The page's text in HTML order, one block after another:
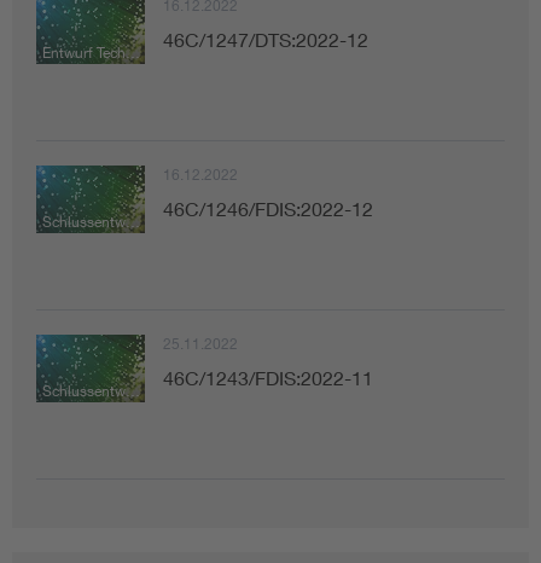
Entwurf Technische Spezifikation
16.12.2022
46C/1247/DTS:2022-12
Schlussentwurf zur Abstimmung
16.12.2022
46C/1246/FDIS:2022-12
Schlussentwurf zur Abstimmung
25.11.2022
46C/1243/FDIS:2022-11